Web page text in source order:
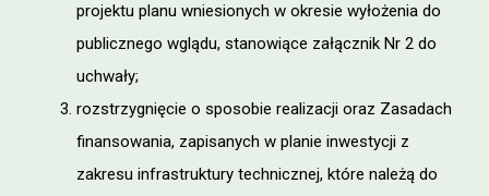
projektu planu wniesionych w okresie wyłożenia do
publicznego wglądu, stanowiące załącznik Nr 2 do
uchwały;
rozstrzygnięcie o sposobie realizacji oraz Zasadach
finansowania, zapisanych w planie inwestycji z
zakresu infrastruktury technicznej, które należą do